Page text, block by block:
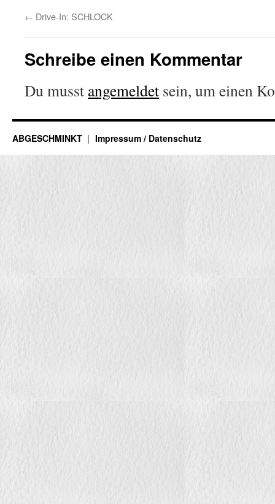
← Drive-In: SCHLOCK
Schreibe einen Kommentar
Du musst angemeldet sein, um einen
ABGESCHMINKT Impressum / Datenschutz